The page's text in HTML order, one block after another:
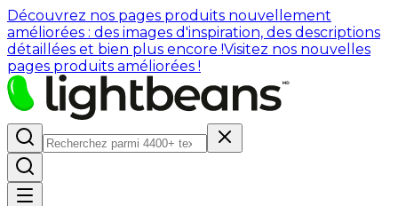
Découvrez nos pages produits nouvellement
améliorées : des images d'inspiration, des descriptions
détaillées et bien plus encore !Visitez nos nouvelles
pages produits améliorées !